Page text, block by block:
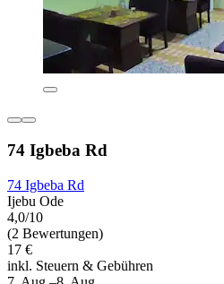
74 Igbeba Rd
74 Igbeba Rd
Ijebu Ode
4,0/10
(2 Bewertungen)
17 €
inkl. Steuern & Gebühren